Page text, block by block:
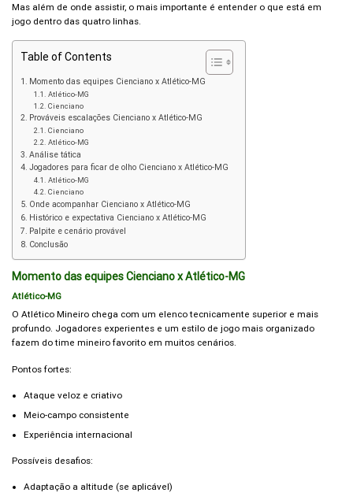
Mas além de onde assistir, o mais importante é entender o que está em
jogo dentro das quatro linhas.
Table of Contents
Momento das equipes Cienciano x Atlético-MG
Atlético-MG
Cienciano
Prováveis escalações Cienciano x Atlético-MG
Cienciano
Atlético-MG
Análise tática
Jogadores para ficar de olho Cienciano x Atlético-MG
Atlético-MG
Cienciano
Onde acompanhar Cienciano x Atlético-MG
Histórico e expectativa Cienciano x Atlético-MG
Palpite e cenário provável
Conclusão
Momento das equipes Cienciano x Atlético-MG
Atlético-MG
O Atlético Mineiro chega com um elenco tecnicamente superior e mais
profundo. Jogadores experientes e um estilo de jogo mais organizado
fazem do time mineiro favorito em muitos cenários.
Pontos fortes:
Ataque veloz e criativo
Meio-campo consistente
Experiência internacional
Possíveis desafios:
Adaptação a altitude (se aplicável)